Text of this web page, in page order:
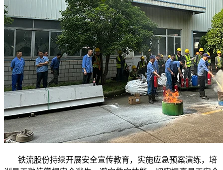
铁流股份持续开展安全宣传教育，实施应急预案演练，培